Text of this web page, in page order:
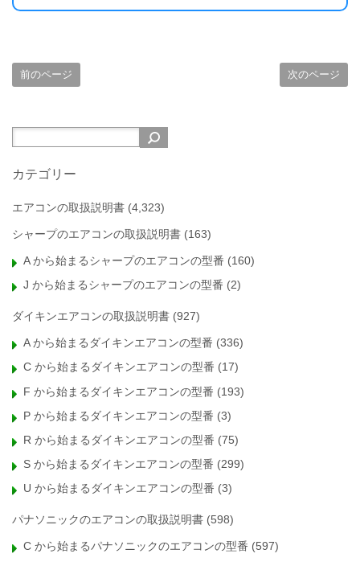
前のページ 次のページ
カテゴリー
エアコンの取扱説明書 (4,323)
シャープのエアコンの取扱説明書 (163)
A から始まるシャープのエアコンの型番 (160)
J から始まるシャープのエアコンの型番 (2)
ダイキンエアコンの取扱説明書 (927)
A から始まるダイキンエアコンの型番 (336)
C から始まるダイキンエアコンの型番 (17)
F から始まるダイキンエアコンの型番 (193)
P から始まるダイキンエアコンの型番 (3)
R から始まるダイキンエアコンの型番 (75)
S から始まるダイキンエアコンの型番 (299)
U から始まるダイキンエアコンの型番 (3)
パナソニックのエアコンの取扱説明書 (598)
C から始まるパナソニックのエアコンの型番 (597)